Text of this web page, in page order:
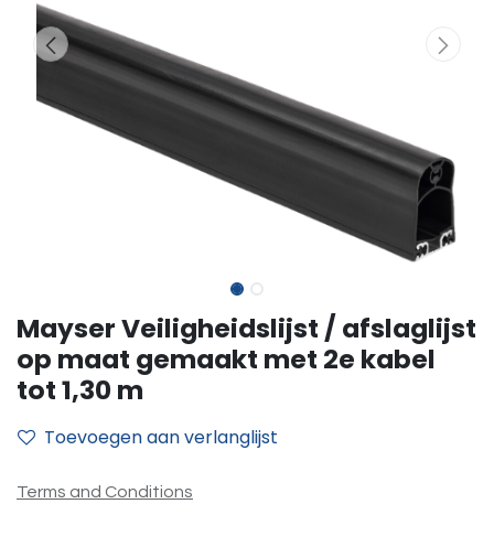
Mayser Veiligheidslijst / afslaglijst
op maat gemaakt met 2e kabel
tot 1,30 m
Toevoegen aan verlanglijst
Terms and Conditions